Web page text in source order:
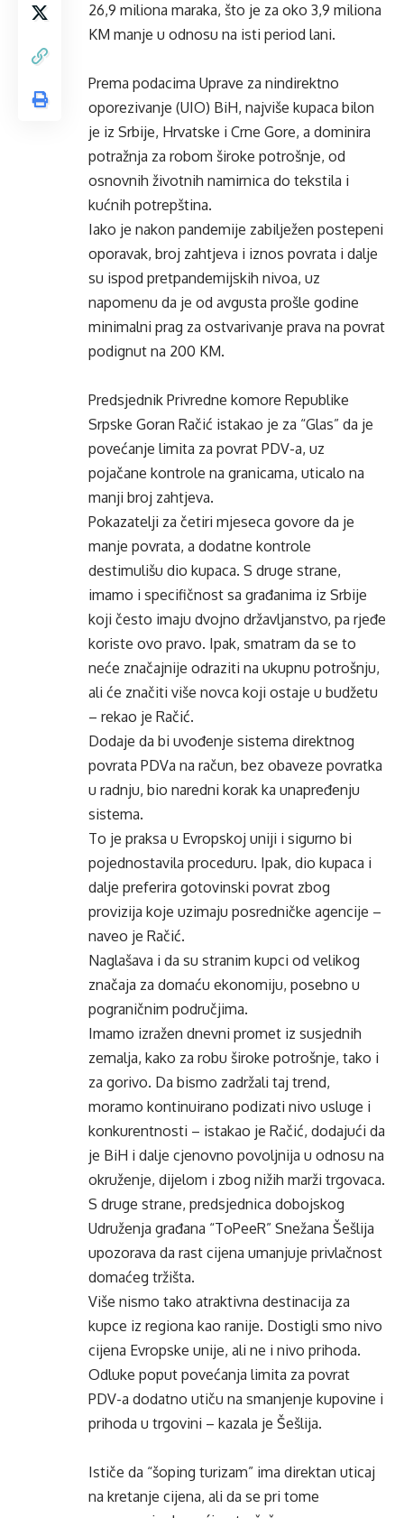
26,9 miliona maraka, što je za oko 3,9 miliona
KM manje u odnosu na isti period lani.
Prema podacima Uprave za nindirektno
oporezivanje (UIO) BiH, najviše kupaca bilon
je iz Srbije, Hrvatske i Crne Gore, a dominira
potražnja za robom široke potrošnje, od
osnovnih životnih namirnica do tekstila i
kućnih potrepština.
Iako je nakon pandemije zabilježen postepeni
oporavak, broj zahtjeva i iznos povrata i dalje
su ispod pretpandemijskih nivoa, uz
napomenu da je od avgusta prošle godine
minimalni prag za ostvarivanje prava na povrat
podignut na 200 KM.
Predsjednik Privredne komore Republike
Srpske Goran Račić istakao je za “Glas” da je
povećanje limita za povrat PDV-a, uz
pojačane kontrole na granicama, uticalo na
manji broj zahtjeva.
Pokazatelji za četiri mjeseca govore da je
manje povrata, a dodatne kontrole
destimulišu dio kupaca. S druge strane,
imamo i specifičnost sa građanima iz Srbije
koji često imaju dvojno državljanstvo, pa rjeđe
koriste ovo pravo. Ipak, smatram da se to
neće značajnije odraziti na ukupnu potrošnju,
ali će značiti više novca koji ostaje u budžetu
– rekao je Račić.
Dodaje da bi uvođenje sistema direktnog
povrata PDVa na račun, bez obaveze povratka
u radnju, bio naredni korak ka unapređenju
sistema.
To je praksa u Evropskoj uniji i sigurno bi
pojednostavila proceduru. Ipak, dio kupaca i
dalje preferira gotovinski povrat zbog
provizija koje uzimaju posredničke agencije –
naveo je Račić.
Naglašava i da su stranim kupci od velikog
značaja za domaću ekonomiju, posebno u
pograničnim područjima.
Imamo izražen dnevni promet iz susjednih
zemalja, kako za robu široke potrošnje, tako i
za gorivo. Da bismo zadržali taj trend,
moramo kontinuirano podizati nivo usluge i
konkurentnosti – istakao je Račić, dodajući da
je BiH i dalje cjenovno povoljnija u odnosu na
okruženje, dijelom i zbog nižih marži trgovaca.
S druge strane, predsjednica dobojskog
Udruženja građana “ToPeeR” Snežana Šešlija
upozorava da rast cijena umanjuje privlačnost
domaćeg tržišta.
Više nismo tako atraktivna destinacija za
kupce iz regiona kao ranije. Dostigli smo nivo
cijena Evropske unije, ali ne i nivo prihoda.
Odluke poput povećanja limita za povrat
PDV-a dodatno utiču na smanjenje kupovine i
prihoda u trgovini – kazala je Šešlija.
Ističe da “šoping turizam” ima direktan uticaj
na kretanje cijena, ali da se pri tome